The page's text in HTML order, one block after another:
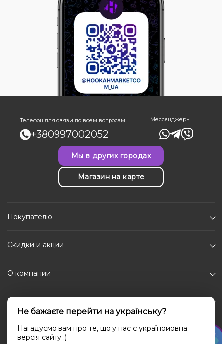
Телефон для связи по всем вопросам
+380997002052
Мессенджеры
Мы в других городах
Магазин на карте
Покупателю
Скидки и акции
О компании
Каталог
Социальные сети
Не бажаєте перейти на українську?
Нагадуємо вам про те, що у нас є україномовна
версія сайту ;)